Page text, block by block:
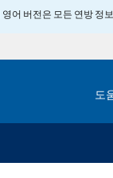
어 버전은 모든 연방 정
도